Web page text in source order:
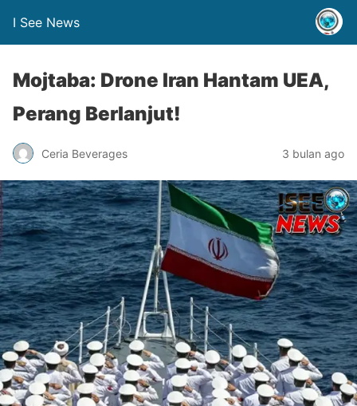
I See News
Mojtaba: Drone Iran Hantam UEA,
Perang Berlanjut!
Ceria Beverages 3 bulan ago